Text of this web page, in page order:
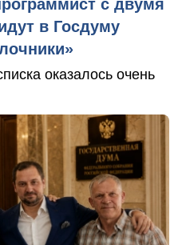
с двумя
в Госдуму
оказалось очень